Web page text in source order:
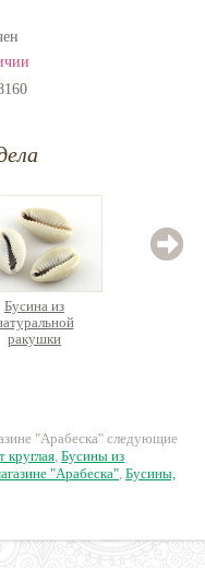
Бусина из
ракушки
"Арабеска" следующие
круглая, Бусины из
"Арабеска", Бусины,